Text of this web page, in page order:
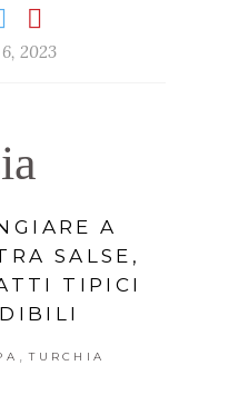
2023
A
SALSE,
TIPICI
, TURCHIA